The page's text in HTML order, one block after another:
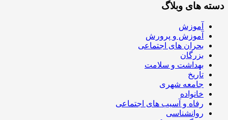
دسته های وبلاگ
آموزش
آموزش و پرورش
بحران های اجتماعی
بزرگان
بهداشت و سلامت
تاریخ
جامعه شهری
خانواده
رفاه و آسیب های اجتماعی
روانشناسی